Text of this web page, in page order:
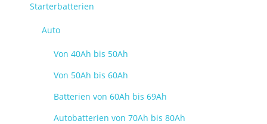
Starterbatterien
Auto
Von 40Ah bis 50Ah
Von 50Ah bis 60Ah
Batterien von 60Ah bis 69Ah
Autobatterien von 70Ah bis 80Ah